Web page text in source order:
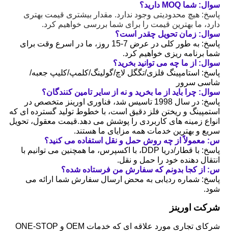
سوال: شما MOQ دارید؟
پاسخ: هیچ محدودیتی وجود ندارد. مقدار بیشتری قیمت بهتری
دارد، ما بهترین قیمت را برای شما بررسی خواهیم کرد.
سوال: زمان تحویل چقدر است؟
پاسخ: به طور کلی در عرض 7-15 روز، ما در اسرع وقت برای
شما برنامه ریزی خواهیم کرد.
سوال: از ما چه می توانید بخرید؟
پاسخ: استامپینگ فلزی/تگگل لاچ/گولینگ/کلمپ/کلیپ جعبه/
شاسی سرور
سوال: چرا باید از ما بخرید و نه از سایر تامین کنندگان؟
پاسخ: در سال 1998 تاسیس شد، فناوری اورینز متخصص در
استمپینگ و ریختن فلز دقیق است، با خطوط تولید گسترده ای که
انواع زمینه های کاربردی را پوشش می دهد.قیمت معقول، تحویل
سریع و بهترین خدمات همه مزایای ما هستند.
س: معمولاً از چه روش حمل و نقل استفاده می کنید؟
پاسخ: با قطار/دریا DDP، با اکسپرس، ما همچنین می توانیم با
انتقال دهنده خود را حمل و نقل.
س: از کجا بدونم که سفارش من فرستاده شده؟
پاسخ: شماره ردیابی به محض ارسال سفارش شما ارائه می
شود.
شرکت اورینز
شرکای تجاری مورد علاقه ای که خدمات OEM و ONE-STOP